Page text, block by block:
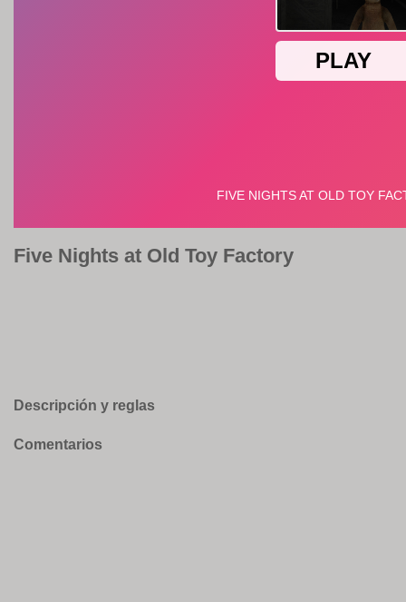
Five Nights at Old Toy Factory
Descripción y reglas
Comentarios